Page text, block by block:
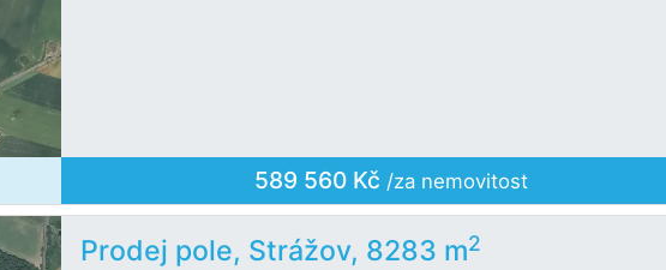
589 560 Kč /za nemovitost
Prodej pole, Strážov, 8283 m2